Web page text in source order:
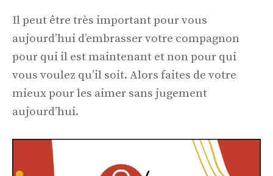
Il peut être très important pour vous
aujourd’hui d’embrasser votre compagnon
pour qui il est maintenant et non pour qui
vous voulez qu’il soit. Alors faites de votre
mieux pour les aimer sans jugement
aujourd’hui.